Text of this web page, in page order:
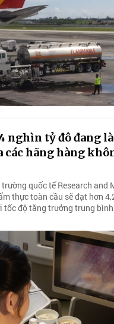
nghìn tỷ đô đang
các hãng hàng
quốc tế Research and
thực toàn cầu sẽ đạt hơn
tốc độ tăng trưởng trung